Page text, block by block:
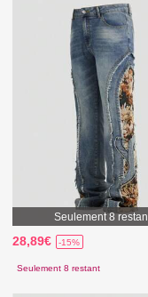
Seulement 8
28,89€ -15%
Seulement 8 restant